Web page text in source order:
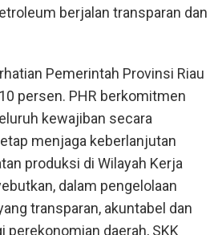
berjalan transparan dan
Pemerintah Provinsi Riau
persen. PHR berkomitmen
kewajiban secara
menjaga keberlanjutan
produksi di Wilayah Kerja
dalam pengelolaan
transparan, akuntabel dan
perekonomian daerah, SKK